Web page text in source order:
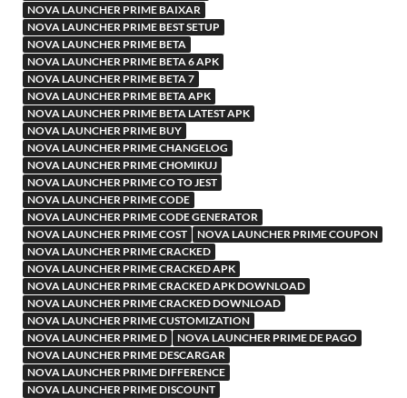
NOVA LAUNCHER PRIME BAIXAR
NOVA LAUNCHER PRIME BEST SETUP
NOVA LAUNCHER PRIME BETA
NOVA LAUNCHER PRIME BETA 6 APK
NOVA LAUNCHER PRIME BETA 7
NOVA LAUNCHER PRIME BETA APK
NOVA LAUNCHER PRIME BETA LATEST APK
NOVA LAUNCHER PRIME BUY
NOVA LAUNCHER PRIME CHANGELOG
NOVA LAUNCHER PRIME CHOMIKUJ
NOVA LAUNCHER PRIME CO TO JEST
NOVA LAUNCHER PRIME CODE
NOVA LAUNCHER PRIME CODE GENERATOR
NOVA LAUNCHER PRIME COST
NOVA LAUNCHER PRIME COUPON
NOVA LAUNCHER PRIME CRACKED
NOVA LAUNCHER PRIME CRACKED APK
NOVA LAUNCHER PRIME CRACKED APK DOWNLOAD
NOVA LAUNCHER PRIME CRACKED DOWNLOAD
NOVA LAUNCHER PRIME CUSTOMIZATION
NOVA LAUNCHER PRIME D
NOVA LAUNCHER PRIME DE PAGO
NOVA LAUNCHER PRIME DESCARGAR
NOVA LAUNCHER PRIME DIFFERENCE
NOVA LAUNCHER PRIME DISCOUNT